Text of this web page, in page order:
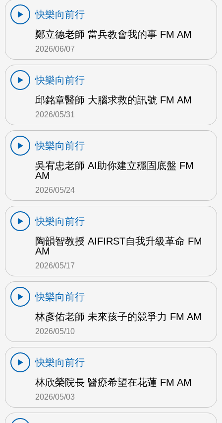
快樂向前行
鄭立德老師 當兵教會我的事 FM AM
2026/06/07
快樂向前行
邱銘章醫師 大腦求救的訊號 FM AM
2026/05/31
快樂向前行
吳宥忠老師 AI助你建立穩固底盤 FM
AM
2026/05/24
快樂向前行
陶韻智教授 AIFIRST自我升級革命 FM
AM
2026/05/17
快樂向前行
林彥佑老師 未來孩子的競爭力 FM AM
2026/05/10
快樂向前行
林欣榮院長 醫療希望在花蓮 FM AM
2026/05/03